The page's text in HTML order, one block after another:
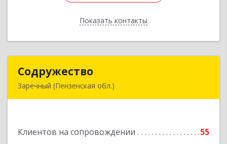
Показать контакты
Назад
Содружество
Заречный (Пензенская обл.)
Клиентов на сопровождении 55
Подробнее